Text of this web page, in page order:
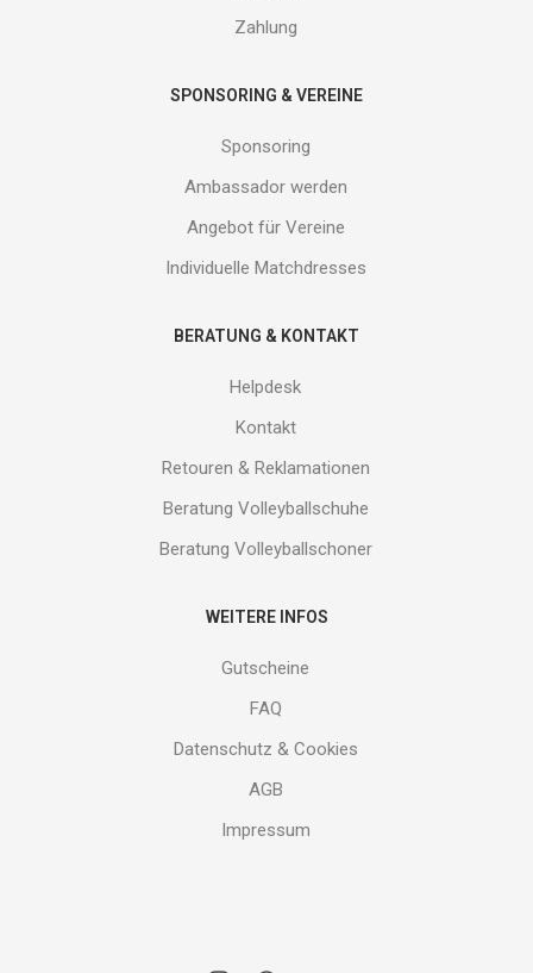
Zahlung
SPONSORING & VEREINE
Sponsoring
Ambassador werden
Angebot für Vereine
Individuelle Matchdresses
BERATUNG & KONTAKT
Helpdesk
Kontakt
Retouren & Reklamationen
Beratung Volleyballschuhe
Beratung Volleyballschoner
WEITERE INFOS
Gutscheine
FAQ
Datenschutz & Cookies
AGB
Impressum